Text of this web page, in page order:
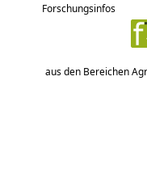
Forschungsinfos
aus den Bereichen